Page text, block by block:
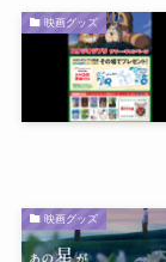
映画グッズ
映画グッズ